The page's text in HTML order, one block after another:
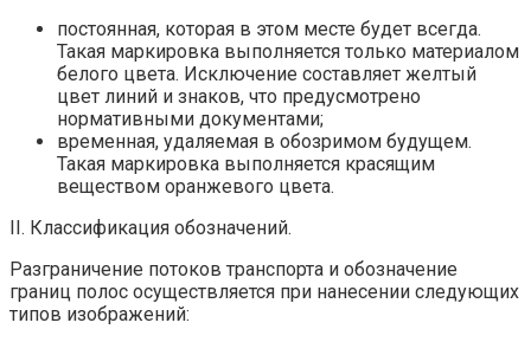
постоянная, которая в этом месте будет всегда.
Такая маркировка выполняется только материалом
белого цвета. Исключение составляет желтый
цвет линий и знаков, что предусмотрено
нормативными документами;
временная, удаляемая в обозримом будущем.
Такая маркировка выполняется красящим
веществом оранжевого цвета.
II. Классификация обозначений.
Разграничение потоков транспорта и обозначение
границ полос осуществляется при нанесении следующих
типов изображений: